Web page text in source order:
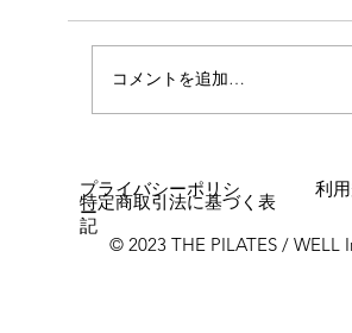
呼吸が身体に与える
コメントを追加…
© 2023 THE PILATES / WELL
プライバシーポリシ
ー
利
特定商取引法に基づく表
記